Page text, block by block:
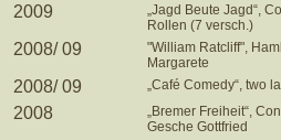
2009
„Jagd Beute Jagd“,
Rollen (7 versch.)
2008/ 09
"William Ratcliff",
Margarete
2008/ 09 „Café Comedy“, two
2008
„Bremer Freiheit“,
Gesche Gottfried